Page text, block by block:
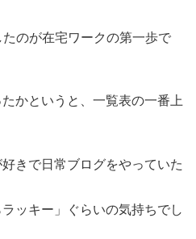
たのが在宅ワークの第一歩で
かというと、一覧表の一番上
きで日常ブログをやっていた
ッキー」ぐらいの気持ちでし